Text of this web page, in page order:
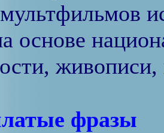
основе
фразы